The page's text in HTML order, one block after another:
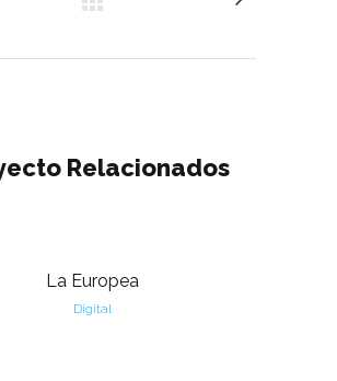
Relacionados
La Europea
Digital